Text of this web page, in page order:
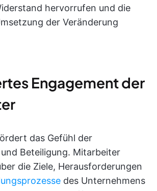
hervorrufen und die
der Veränderung
Engagement der
das Gefühl der
Beteiligung. Mitarbeiter
die Ziele, Herausforderungen
des Unternehmens